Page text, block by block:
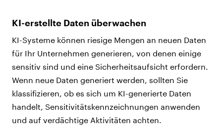
KI-erstellte Daten überwachen
KI-Systeme können riesige Mengen an neuen Daten
für Ihr Unternehmen generieren, von denen einige
sensitiv sind und eine Sicherheitsaufsicht erfordern.
Wenn neue Daten generiert werden, sollten Sie
klassifizieren, ob es sich um KI-generierte Daten
handelt, Sensitivitätskennzeichnungen anwenden
und auf verdächtige Aktivitäten achten.